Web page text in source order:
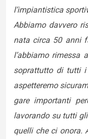
l’impiantistica
Abbiamo davvero
nata circa 50 anni
l’abbiamo rimessa
soprattutto di tutti i
aspetteremo
gare importanti
lavorando su tutti
quelli che ci onora.